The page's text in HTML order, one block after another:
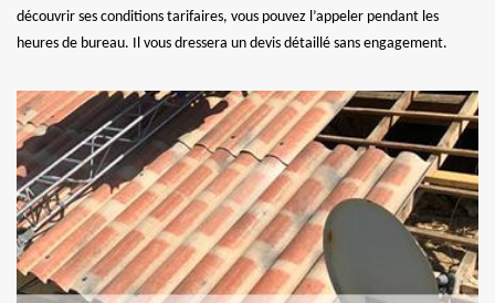
découvrir ses conditions tarifaires, vous pouvez l’appeler pendant les
heures de bureau. Il vous dressera un devis détaillé sans engagement.